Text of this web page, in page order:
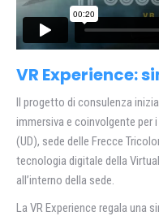
VR Experience:
Il progetto di consulenza
immersiva e coinvolgente per
(UD), sede delle Frecce
tecnologia digitale della
all’interno della sede.
La VR Experience regala una